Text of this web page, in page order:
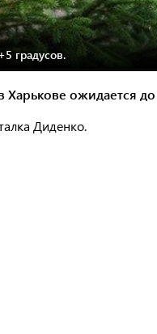
градусов.
Харькове ожидается
Диденко.